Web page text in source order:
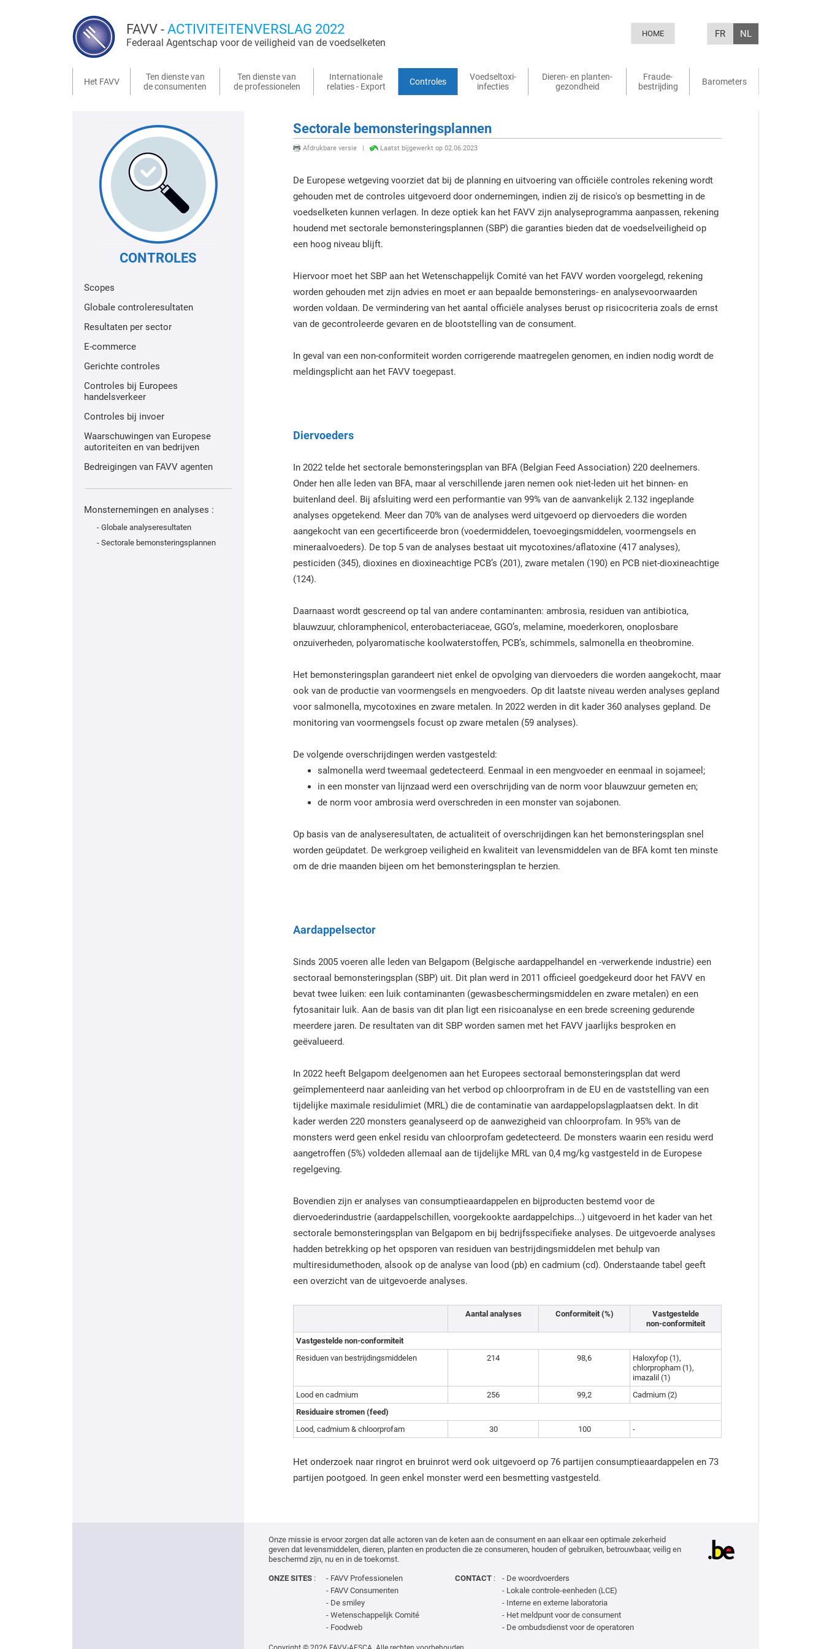
FAVV - ACTIVITEITENVERSLAG 2022
Federaal Agentschap voor de veiligheid van de voedselketen
HOME FR NL
Het FAVV
Ten dienste van
de consumenten
Ten dienste van
de professionelen
Internationale
relaties - Export
Controles
Voedseltoxi-
infecties
Dieren- en planten-
gezondheid
Fraude-
bestrijding
Barometers
CONTROLES
Scopes
Globale controleresultaten
Resultaten per sector
E-commerce
Gerichte controles
Controles bij Europees
handelsverkeer
Controles bij invoer
Waarschuwingen van Europese
autoriteiten en van bedrijven
Bedreigingen van FAVV agenten
Monsternemingen en analyses :
- Globale analyseresultaten
- Sectorale bemonsteringsplannen
Sectorale bemonsteringsplannen
Afdrukbare versie | Laatst bijgewerkt op 02.06.2023
De Europese wetgeving voorziet dat bij de planning en uitvoering van officiële controles rekening wordt
gehouden met de controles uitgevoerd door ondernemingen, indien zij de risico's op besmetting in de
voedselketen kunnen verlagen. In deze optiek kan het FAVV zijn analyseprogramma aanpassen, rekening
houdend met sectorale bemonsteringsplannen (SBP) die garanties bieden dat de voedselveiligheid op
een hoog niveau blijft.
Hiervoor moet het SBP aan het Wetenschappelijk Comité van het FAVV worden voorgelegd, rekening
worden gehouden met zijn advies en moet er aan bepaalde bemonsterings- en analysevoorwaarden
worden voldaan. De vermindering van het aantal officiële analyses berust op risicocriteria zoals de ernst
van de gecontroleerde gevaren en de blootstelling van de consument.
In geval van een non-conformiteit worden corrigerende maatregelen genomen, en indien nodig wordt de
meldingsplicht aan het FAVV toegepast.
Diervoeders
In 2022 telde het sectorale bemonsteringsplan van BFA (Belgian Feed Association) 220 deelnemers.
Onder hen alle leden van BFA, maar al verschillende jaren nemen ook niet-leden uit het binnen- en
buitenland deel. Bij afsluiting werd een performantie van 99% van de aanvankelijk 2.132 ingeplande
analyses opgetekend. Meer dan 70% van de analyses werd uitgevoerd op diervoeders die worden
aangekocht van een gecertificeerde bron (voedermiddelen, toevoegingsmiddelen, voormengsels en
mineraalvoeders). De top 5 van de analyses bestaat uit mycotoxines/aflatoxine (417 analyses),
pesticiden (345), dioxines en dioxineachtige PCB’s (201), zware metalen (190) en PCB niet-dioxineachtige
(124).
Daarnaast wordt gescreend op tal van andere contaminanten: ambrosia, residuen van antibiotica,
blauwzuur, chloramphenicol, enterobacteriaceae, GGO’s, melamine, moederkoren, onoplosbare
onzuiverheden, polyaromatische koolwaterstoffen, PCB’s, schimmels, salmonella en theobromine.
Het bemonsteringsplan garandeert niet enkel de opvolging van diervoeders die worden aangekocht, maar
ook van de productie van voormengsels en mengvoeders. Op dit laatste niveau werden analyses gepland
voor salmonella, mycotoxines en zware metalen. In 2022 werden in dit kader 360 analyses gepland. De
monitoring van voormengsels focust op zware metalen (59 analyses).
De volgende overschrijdingen werden vastgesteld:
salmonella werd tweemaal gedetecteerd. Eenmaal in een mengvoeder en eenmaal in sojameel;
in een monster van lijnzaad werd een overschrijding van de norm voor blauwzuur gemeten en;
de norm voor ambrosia werd overschreden in een monster van sojabonen.
Op basis van de analyseresultaten, de actualiteit of overschrijdingen kan het bemonsteringsplan snel
worden geüpdatet. De werkgroep veiligheid en kwaliteit van levensmiddelen van de BFA komt ten minste
om de drie maanden bijeen om het bemonsteringsplan te herzien.
Aardappelsector
Sinds 2005 voeren alle leden van Belgapom (Belgische aardappelhandel en -verwerkende industrie) een
sectoraal bemonsteringsplan (SBP) uit. Dit plan werd in 2011 officieel goedgekeurd door het FAVV en
bevat twee luiken: een luik contaminanten (gewasbeschermingsmiddelen en zware metalen) en een
fytosanitair luik. Aan de basis van dit plan ligt een risicoanalyse en een brede screening gedurende
meerdere jaren. De resultaten van dit SBP worden samen met het FAVV jaarlijks besproken en
geëvalueerd.
In 2022 heeft Belgapom deelgenomen aan het Europees sectoraal bemonsteringsplan dat werd
geïmplementeerd naar aanleiding van het verbod op chloorprofram in de EU en de vaststelling van een
tijdelijke maximale residulimiet (MRL) die de contaminatie van aardappelopslagplaatsen dekt. In dit
kader werden 220 monsters geanalyseerd op de aanwezigheid van chloorprofam. In 95% van de
monsters werd geen enkel residu van chloorprofam gedetecteerd. De monsters waarin een residu werd
aangetroffen (5%) voldeden allemaal aan de tijdelijke MRL van 0,4 mg/kg vastgesteld in de Europese
regelgeving.
Bovendien zijn er analyses van consumptieaardappelen en bijproducten bestemd voor de
diervoederindustrie (aardappelschillen, voorgekookte aardappelchips...) uitgevoerd in het kader van het
sectorale bemonsteringsplan van Belgapom en bij bedrijfsspecifieke analyses. De uitgevoerde analyses
hadden betrekking op het opsporen van residuen van bestrijdingsmiddelen met behulp van
multiresidumethoden, alsook op de analyse van lood (pb) en cadmium (cd). Onderstaande tabel geeft
een overzicht van de uitgevoerde analyses.
Aantal analyses Conformiteit (%)
Vastgestelde
non-conformiteit
Vastgestelde non-conformiteit
Residuen van bestrijdingsmiddelen
214 98,6
Haloxyfop (1),
chlorpropham (1),
imazalil (1)
Lood en cadmium
256 99,2
Cadmium (2)
Residuaire stromen (feed)
Lood, cadmium & chloorprofam
30 100 -
Het onderzoek naar ringrot en bruinrot werd ook uitgevoerd op 76 partijen consumptieaardappelen en 73
partijen pootgoed. In geen enkel monster werd een besmetting vastgesteld.
Onze missie is ervoor zorgen dat alle actoren van de keten aan de consument en aan elkaar een optimale zekerheid
geven dat levensmiddelen, dieren, planten en producten die ze consumeren, houden of gebruiken, betrouwbaar, veilig en
beschermd zijn, nu en in de toekomst.
ONZE SITES : - FAVV Professionelen
- FAVV Consumenten
- De smiley
- Wetenschappelijk Comité
- Foodweb
CONTACT : - De woordvoerders
- Lokale controle-eenheden (LCE)
- Interne en externe laboratoria
- Het meldpunt voor de consument
- De ombudsdienst voor de operatoren